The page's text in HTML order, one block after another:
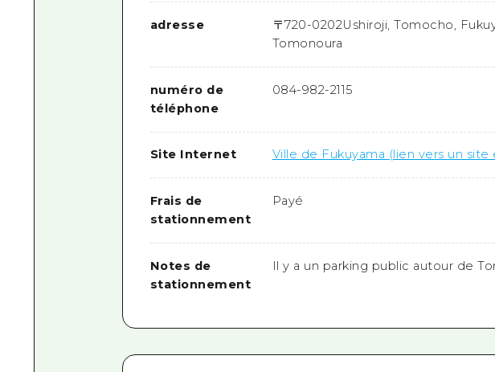
adresse 〒720-0202Ushiroji, Tomocho,
Tomonoura
numéro de
téléphone
084-982-2115
Site Internet Ville de Fukuyama (lien vers un site
Frais de
stationnement
Payé
Notes de
stationnement
Il y a un parking public autour de